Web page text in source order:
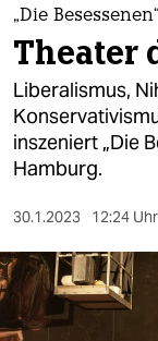
themen
politik
öko
gesellschaft
kultur
sport
berlin
„Die
Theater
Liberalismus,
inszeniert „Die
Hamburg.
30.1.2023 12:24 Uhr